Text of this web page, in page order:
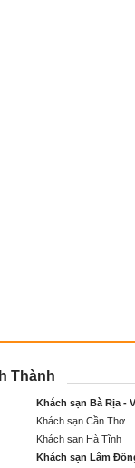
Thành
Khách sạn Bà Rịa -
Khách sạn Cần Thơ
Khách sạn Hà Tĩnh
Khách sạn Lâm